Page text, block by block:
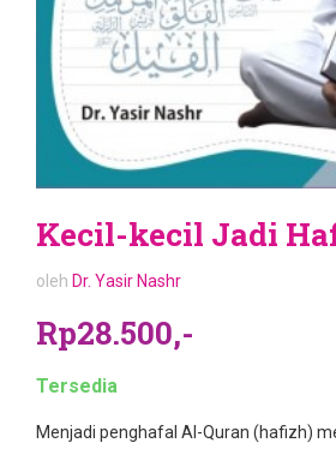
Kecil-kecil Jadi
oleh Dr. Yasir Nashr
Rp28.500,-
Tersedia
Menjadi penghafal Al-Quran (hafizh)